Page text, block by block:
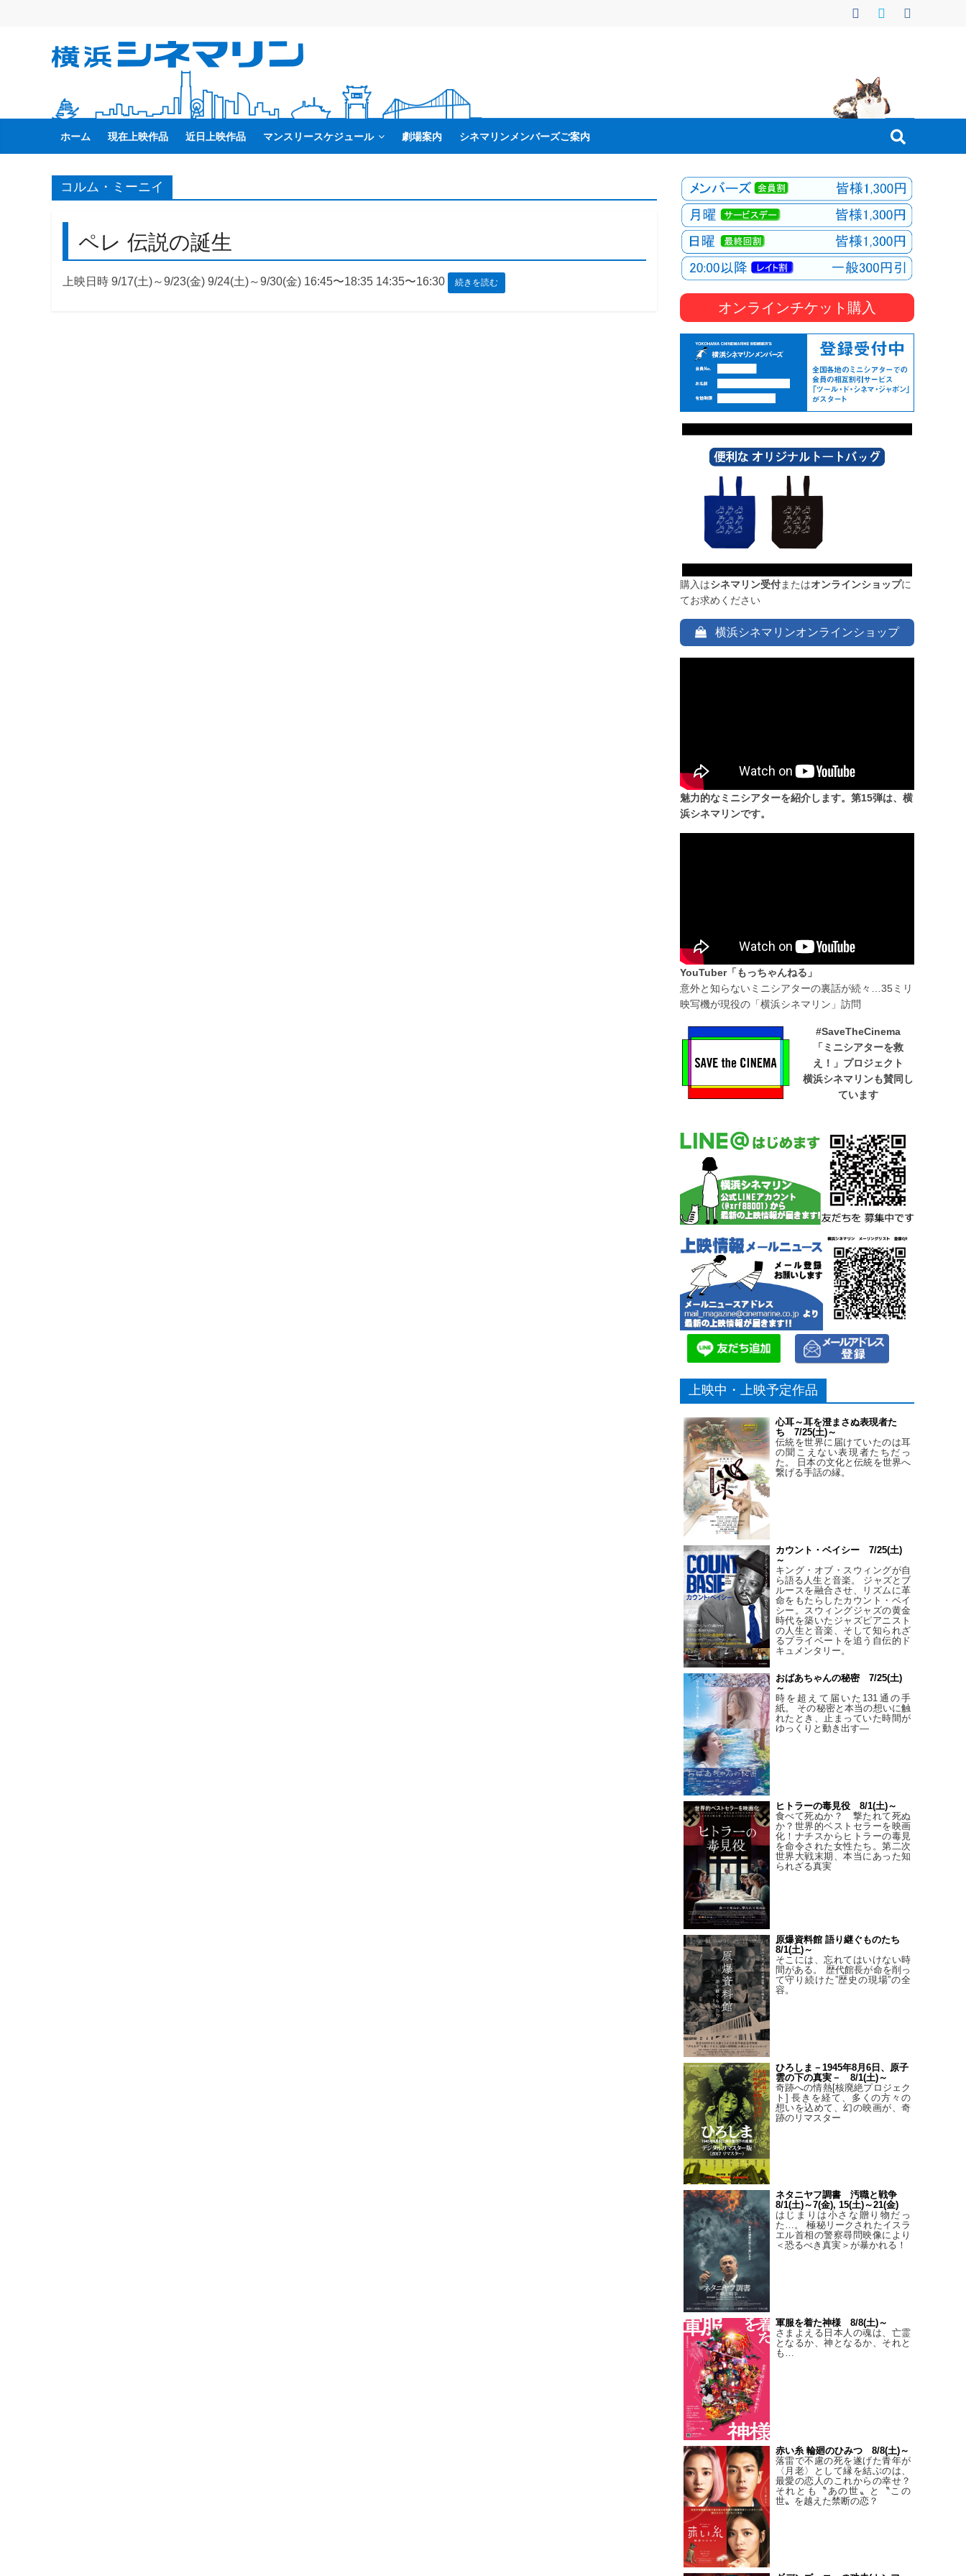
ス
ッ
横
浜
シ
ネ
マ
リ
ホーム 現在上映作品 近日上映作品 マンスリースケジュール 劇場案内 シネマリンメンバーズご案内
コルム・ミーニイ
ペレ 伝説の誕生
上映日時 9/17(土)～9/23(金) 9/24(土)～9/30(金) 16:45〜18:35 14:35〜16:30 続きを読む
オンラインチケット購入
購入はシネマリン受付またはオンラインショップに
てお求めください
横浜シネマリンオンラインショップ
魅力的なミニシアターを紹介します。第15弾は、横
浜シネマリンです。
YouTuber「もっちゃんねる」
意外と知らないミニシアターの裏話が続々…35ミリ
映写機が現役の「横浜シネマリン」訪問
#SaveTheCinema
「ミニシアターを救
え！」プロジェクト
横浜シネマリンも賛同し
ています
上映中・上映予定作品
心耳～耳を澄まさぬ表現者た
ち 7/25(土)～
伝統を世界に届けていたのは耳
の聞こえない表現者たちだっ
た。 日本の文化と伝統を世界へ
繋げる手話の縁。
カウント・ベイシー 7/25(土)
～
キング・オブ・スウィングが自
ら語る人生と音楽。 ジャズとブ
ルースを融合させ、リズムに革
命をもたらしたカウント・ベイ
シー。スウィングジャズの黄金
時代を築いたジャズピアニスト
の人生と音楽、そして知られざ
るプライベートを追う自伝的ド
キュメンタリー。
おばあちゃんの秘密 7/25(土)
～
時を超えて届いた131通の手
紙。 その秘密と本当の想いに触
れたとき、止まっていた時間が
ゆっくりと動き出す―
ヒトラーの毒見役 8/1(土)～
食べて死ぬか？ 撃たれて死ぬ
か？世界的ベストセラーを映画
化！ナチスからヒトラーの毒見
を命令された女性たち。第二次
世界大戦末期、本当にあった知
られざる真実
原爆資料館 語り継ぐものたち
8/1(土)～
そこには、忘れてはいけない時
間がある。 歴代館長が命を削っ
て守り続けた”歴史の現場”の全
容。
ひろしま－1945年8月6日、原子
雲の下の真実－ 8/1(土)～
奇跡への情熱[核廃絶プロジェク
ト] 長きを経て、多くの方々の
想いを込めて、幻の映画が、奇
跡のリマスター
ネタニヤフ調書 汚職と戦争
8/1(土)～7(金), 15(土)～21(金)
はじまりは小さな贈り物だっ
た…。 極秘リークされたイスラ
エル首相の警察尋問映像により
＜恐るべき真実＞が暴かれる！
軍服を着た神様 8/8(土)～
さまよえる日本人の魂は、亡霊
となるか、神となるか、それと
も…
赤い糸 輪廻のひみつ 8/8(土)～
落雷で不慮の死を遂げた青年が
〈月老〉として縁を結ぶのは、
最愛の恋人のこれからの幸せ？
それとも〝あの世〟と〝この
世〟を越えた禁断の恋？